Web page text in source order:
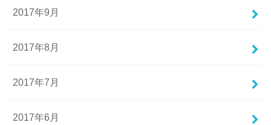
2017年9月
2017年8月
2017年7月
2017年6月